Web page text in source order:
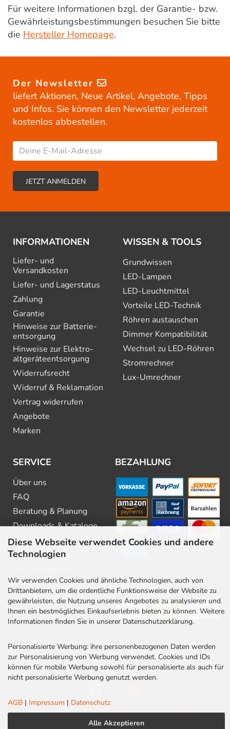
Diese Webseite verwendet Cookies und andere
Technologien
Wir verwenden Cookies und ähnliche Technologien, auch von
Drittanbietern, um die ordentliche Funktionsweise der Website zu
gewährleisten, die Nutzung unseres Angebotes zu analysieren und
Ihnen ein bestmögliches Einkaufserlebnis bieten zu können. Weitere
Informationen finden Sie in unserer Datenschutzerklärung.
Personalisierte Werbung: ihre personenbezogenen Daten werden
zur Personalisierung von Werbung verwendet. Cookies und IDs
können für mobile Werbung sowohl für personalisierte als auch für
nicht personalisierte Werbung genutzt werden.
AGB | Impressum | Datenschutz
Alle Akzeptieren
Für weitere Informationen bzgl. der Garantie- bzw.
Gewährleistungsbestimmungen besuchen Sie bitte
die Hersteller Homepage.
Der Newsletter
liefert Aktionen, Neue Artikel, Angebote, Tipps
und Infos. Sie können den Newsletter jederzeit
kostenlos abbestellen.
INFORMATIONEN
Liefer- und
Versandkosten
Liefer- und Lagerstatus
Zahlung
Garantie
Hinweise zur Batterie­
entsorgung
Hinweise zur Elektro­
altgeräte­entsorgung
Widerrufsrecht
Widerruf & Reklamation
Vertrag widerrufen
Angebote
Marken
WISSEN & TOOLS
Grundwissen
LED-Lampen
LED-Leuchtmittel
Vorteile LED-Technik
Röhren austauschen
Dimmer Kompatibilität
Wechsel zu LED-Röhren
Stromrechner
Lux-Umrechner
SERVICE
Über uns
FAQ
Beratung & Planung
Downloads & Kataloge
Newsletter
Barrierefreiheit
Kontakt
Rabatt Codes
BEZAHLUNG
VERSAND
AGB | Impressum | Datenschutz | Cookies